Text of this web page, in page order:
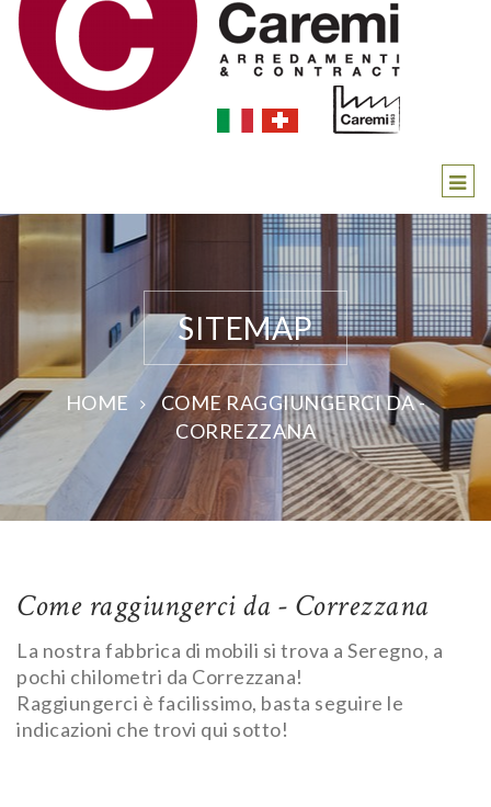
SITEMAP
HOME
COME RAGGIUNGERCI DA -
CORREZZANA
Come raggiungerci da - Correzzana
La nostra fabbrica di mobili si trova a Seregno, a
pochi chilometri da Correzzana!
Raggiungerci è facilissimo, basta seguire le
indicazioni che trovi qui sotto!